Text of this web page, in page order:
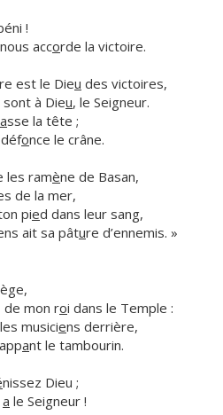
!
accorde la victoire.
est le Dieu des victoires,
à Dieu, le Seigneur.
asse la tête ;
once le crâne.
les ramène de Basan,
de la mer,
pied dans leur sang,
ait sa pâture d’ennemis. »
de mon roi dans le Temple :
musiciens derrière,
ant le tambourin.
nissez Dieu ;
a le Seigneur !